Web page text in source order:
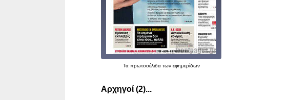
Τα πρωτοσέλιδατων εφημερίδων
Αρχηγοί (2)...